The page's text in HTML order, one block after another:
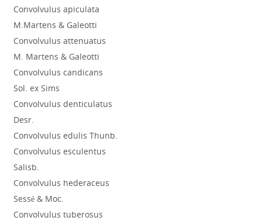
Convolvulus apiculata
M.Martens & Galeotti
Convolvulus attenuatus
M. Martens & Galeotti
Convolvulus candicans
Sol. ex Sims
Convolvulus denticulatus
Desr.
Convolvulus edulis Thunb.
Convolvulus esculentus
Salisb.
Convolvulus hederaceus
Sessé & Moc.
Convolvulus tuberosus